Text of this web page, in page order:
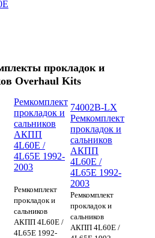
прокладок и
Overhaul Kits
Ремкомплект
прокладок и
сальников
АКПП
4L60E /
4L65E 1992-
2003
Ремкомплект
прокладок и
сальников
АКПП 4L60E /
4L65E 1992-
74002B-LX
Ремкомплект
прокладок и
сальников
АКПП
4L60E /
4L65E 1992-
2003
Ремкомплект
прокладок и
сальников
АКПП 4L60E /